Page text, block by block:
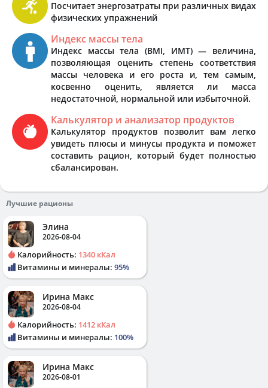
Посчитает энергозатраты при различных видах
физических упражнений
Индекс массы тела
Индекс массы тела (BMI, ИМТ) — величина,
позволяющая оценить степень соответствия
массы человека и его роста и, тем самым,
косвенно оценить, является ли масса
недостаточной, нормальной или избыточной.
Калькулятор и анализатор продуктов
Калькулятор продуктов позволит вам легко
увидеть плюсы и минусы продукта и поможет
составить рацион, который будет полностью
сбалансирован.
Лучшие рационы
Элина
2026-08-04
Калорийность: 1340 кКал
Витамины и минералы: 95%
Ирина Макс
2026-08-04
Калорийность: 1412 кКал
Витамины и минералы: 100%
Ирина Макс
2026-08-01